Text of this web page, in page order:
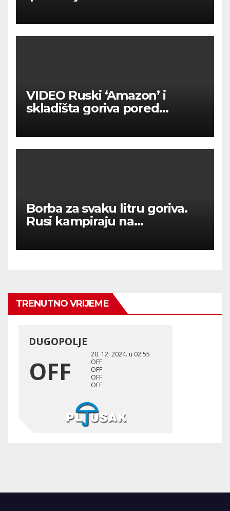
VIDEO Ruski ‘Amazon’ i
skladišta goriva pored
Borba za svaku litru goriva.
Rusi kampiraju na
TRENUTNO VRIJEME